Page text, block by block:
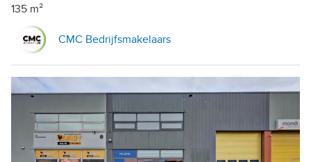
135 m²
CMC Bedrijfsmakelaars